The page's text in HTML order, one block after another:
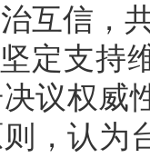
互信，
定支持
决议权
，认为